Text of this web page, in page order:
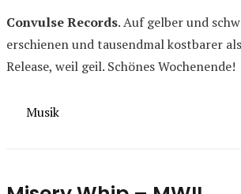
Convulse Records. Auf gelber und
erschienen und tausendmal kostbarer
Release, weil geil. Schönes Wochenende!
Kategorien
Musik